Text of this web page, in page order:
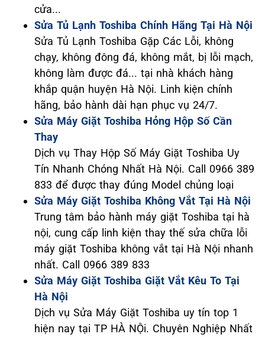
cửa...
Sửa Tủ Lạnh Toshiba Chính Hãng Tại Hà Nội
Sửa Tủ Lạnh Toshiba Gặp Các Lỗi, không
chạy, không đông đá, không mắt, bị lỗi mạch,
không làm được đá... tại nhà khách hàng
khắp quận huyện Hà Nội. Linh kiện chính
hãng, bảo hành dài hạn phục vụ 24/7.
Sửa Máy Giặt Toshiba Hỏng Hộp Số Cần
Thay
Dịch vụ Thay Hộp Số Máy Giặt Toshiba Uy
Tín Nhanh Chóng Nhất Hà Nội. Call 0966 389
833 để được thay đúng Model chủng loại
Sửa Máy Giặt Toshiba Không Vắt Tại Hà Nội
Trung tâm bảo hành máy giặt Toshiba tại hà
nội, cung cấp linh kiện thay thế sửa chữa lỗi
máy giặt Toshiba không vắt tại Hà Nội nhanh
nhất. Call 0966 389 833
Sửa Máy Giặt Toshiba Giặt Vắt Kêu To Tại
Hà Nội
Dịch vụ Sửa Máy Giặt Toshiba uy tín top 1
hiện nay tại TP HÀ NỘi. Chuyên Nghiệp Nhất